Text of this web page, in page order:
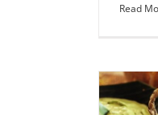
Read